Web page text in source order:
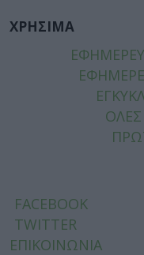
ΧΡΗΣΙΜΑ
FACEBOOK
TWITTER
ΕΠΙΚΟΙΝΩΝΙΑ